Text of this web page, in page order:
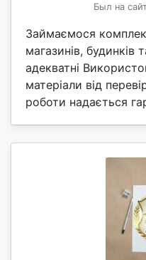
Был на
Займаємося
магазинів, будинків
адекватні
матеріали від
роботи надається